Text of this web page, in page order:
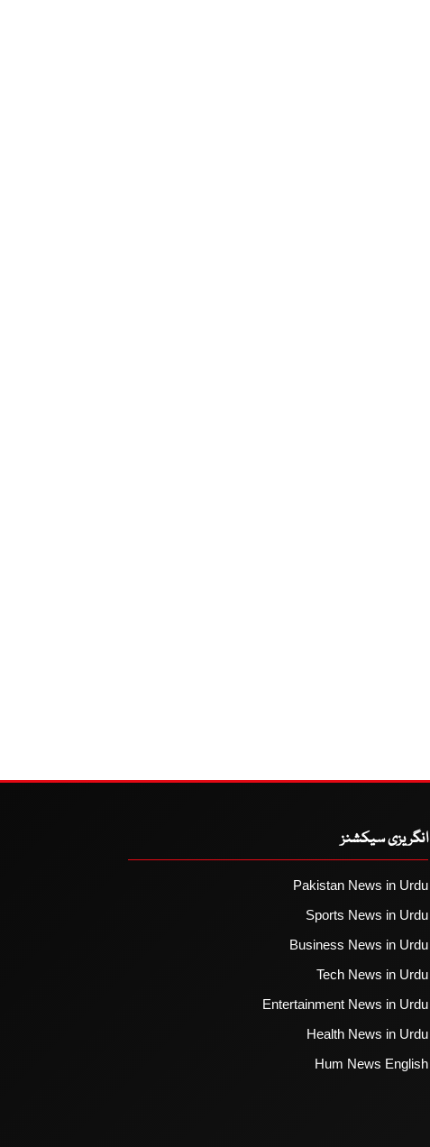
انگریزی سیکشنز
Pakistan News in Urdu
Sports News in Urdu
Business News in Urdu
Tech News in Urdu
Entertainment News in Urdu
Health News in Urdu
Hum News English